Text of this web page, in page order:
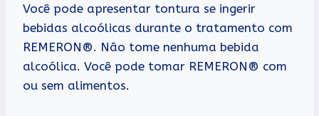
Você pode apresentar tontura se ingerir
bebidas alcoólicas durante o tratamento com
REMERON®. Não tome nenhuma bebida
alcoólica. Você pode tomar REMERON® com
ou sem alimentos.